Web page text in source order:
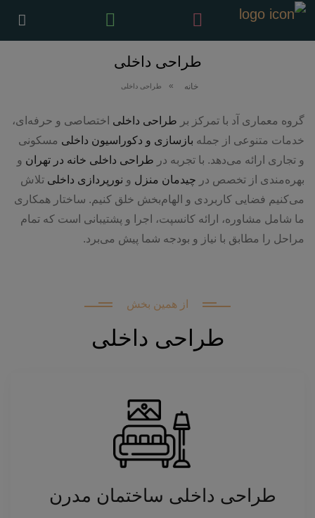
طراحی داخلی
خانه طراحی داخلی
گروه معماری آد با تمرکز بر طراحی داخلی اختصاصی و حرفه‌ای،
خدمات متنوعی از جمله بازسازی و دکوراسیون داخلی مسکونی
و تجاری ارائه می‌دهد. با تجربه در طراحی داخلی خانه در تهران و
بهره‌مندی از تخصص در چیدمان منزل و نورپردازی داخلی تلاش
می‌کنیم فضایی کاربردی و الهام‌بخش خلق کنیم. ساختار همکاری
ما شامل مشاوره، ارائه کانسپت، اجرا و پشتیبانی است که تمام
مراحل را مطابق با نیاز و بودجه شما پیش می‌برد.
از همین بخش
طراحی داخلی
طراحی داخلی ساختمان مدرن